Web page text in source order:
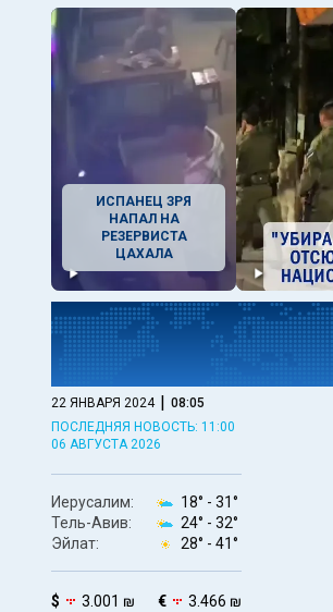
ИСПАНЕЦ ЗРЯ
НАПАЛ НА
РЕЗЕРВИСТА
ЦАХАЛА
22 ЯНВАРЯ 2024 | 08:05
ПОСЛЕДНЯЯ НОВОСТЬ: 11:00
06 АВГУСТА 2026
Иерусалим: 18° - 31°
Тель-Авив:
24° - 32°
Эйлат:
28° - 41°
$ 3.001 ₪ € 3.466 ₪